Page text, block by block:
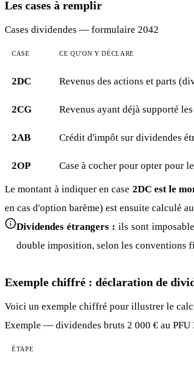
Les cases à remplir
Cases dividendes — formulaire 2042
CASE CE QU'ON Y DÉCLARE
2DC Revenus des actions et parts
2CG Revenus ayant déjà supporté
2AB Crédit d'impôt sur dividendes
2OP Case à cocher pour opter pour
Le montant à indiquer en case 2DC est le
en cas d'option barème) est ensuite calculé
Dividendes étrangers : ils sont
double imposition, selon les conventions
Exemple chiffré : déclaration de
Voici un exemple chiffré pour illustrer le
Exemple — dividendes bruts 2 000 € au PFU
ÉTAPE